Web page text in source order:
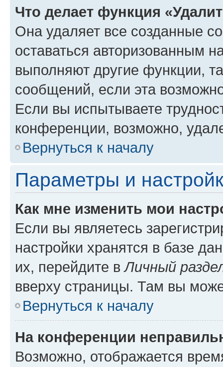
Что делает функция
Она удаляет все созданные
оставаться авторизованным
выполняют другие функции,
сообщений, если эта
Если вы испытываете
конференции, возможно,
Вернуться к началу
Параметры и
Как мне изменить мои
Если вы являетесь
настройки хранятся в базе
их, перейдите вЛичный
вверху страницы. Там вы
Вернуться к началу
На конференции
Возможно, отображается